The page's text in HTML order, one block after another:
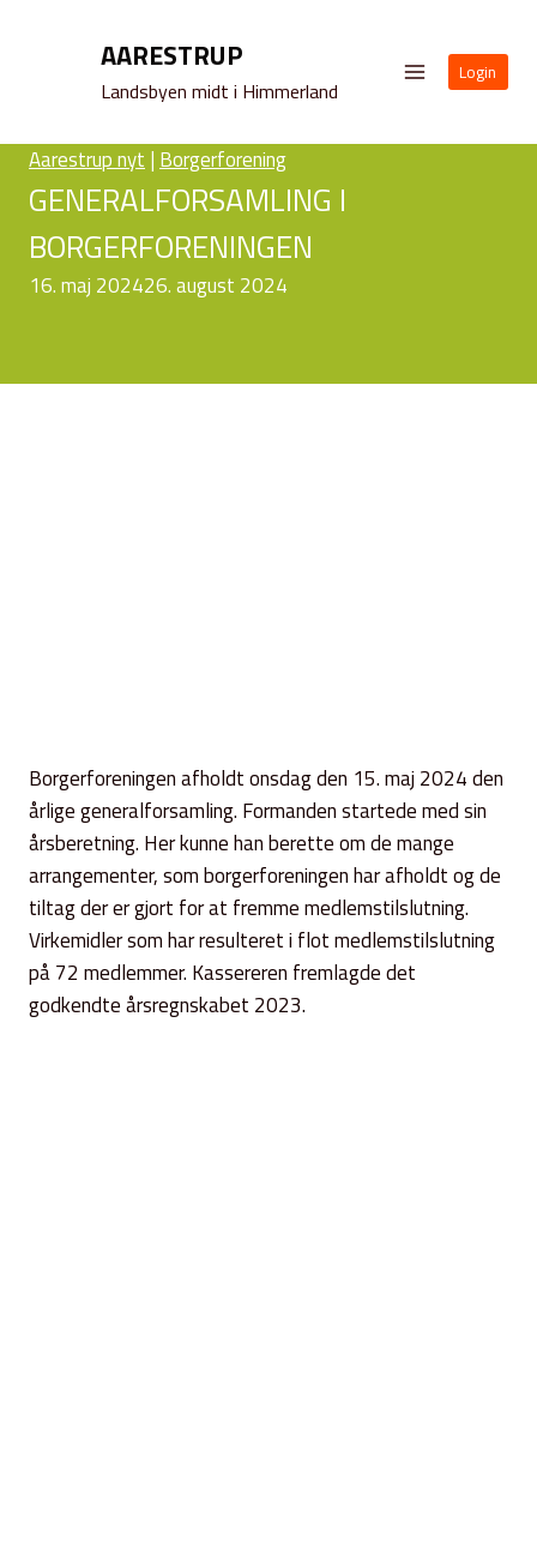
AARESTRUP
Landsbyen midt i Himmerland
Login
Aarestrup nyt | Borgerforening
GENERALFORSAMLING I
BORGERFORENINGEN
16. maj 202426. august 2024
Borgerforeningen afholdt onsdag den 15. maj 2024 den
årlige generalforsamling. Formanden startede med sin
årsberetning. Her kunne han berette om de mange
arrangementer, som borgerforeningen har afholdt og de
tiltag der er gjort for at fremme medlemstilslutning.
Virkemidler som har resulteret i flot medlemstilslutning
på 72 medlemmer. Kassereren fremlagde det
godkendte årsregnskabet 2023.